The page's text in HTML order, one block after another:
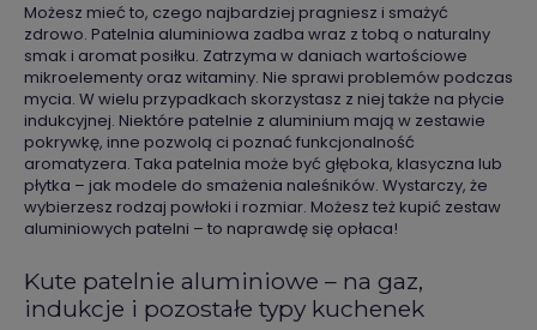
Możesz mieć to, czego najbardziej pragniesz i smażyć
zdrowo. Patelnia aluminiowa zadba wraz z tobą o naturalny
smak i aromat posiłku. Zatrzyma w daniach wartościowe
mikroelementy oraz witaminy. Nie sprawi problemów podczas
mycia. W wielu przypadkach skorzystasz z niej także na płycie
indukcyjnej. Niektóre patelnie z aluminium mają w zestawie
pokrywkę, inne pozwolą ci poznać funkcjonalność
aromatyzera. Taka patelnia może być głęboka, klasyczna lub
płytka – jak modele do smażenia naleśników. Wystarczy, że
wybierzesz rodzaj powłoki i rozmiar. Możesz też kupić zestaw
aluminiowych patelni – to naprawdę się opłaca!
Kute patelnie aluminiowe – na gaz,
indukcje i pozostałe typy kuchenek